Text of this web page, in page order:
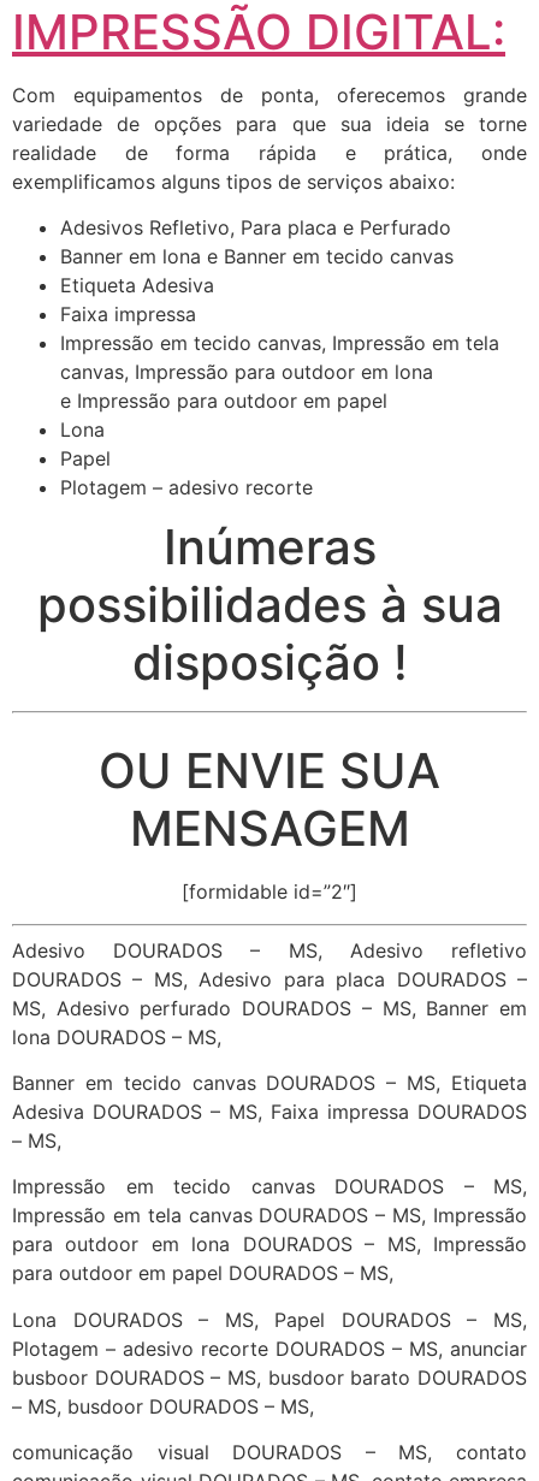
IMPRESSÃO DIGITAL:
Com equipamentos de ponta, oferecemos grande
variedade de opções para que sua ideia se torne
realidade de forma rápida e prática, onde
exemplificamos alguns tipos de serviços abaixo:
Adesivos Refletivo, Para placa e Perfurado
Banner em lona e Banner em tecido canvas
Etiqueta Adesiva
Faixa impressa
Impressão em tecido canvas, Impressão em tela
canvas, Impressão para outdoor em lona
e Impressão para outdoor em papel
Lona
Papel
Plotagem – adesivo recorte
Inúmeras
possibilidades à sua
disposição !
OU ENVIE SUA
MENSAGEM
[formidable id=”2″]
Adesivo DOURADOS – MS, Adesivo refletivo
DOURADOS – MS, Adesivo para placa DOURADOS –
MS, Adesivo perfurado DOURADOS – MS, Banner em
lona DOURADOS – MS,
Banner em tecido canvas DOURADOS – MS, Etiqueta
Adesiva DOURADOS – MS, Faixa impressa DOURADOS
– MS,
Impressão em tecido canvas DOURADOS – MS,
Impressão em tela canvas DOURADOS – MS, Impressão
para outdoor em lona DOURADOS – MS, Impressão
para outdoor em papel DOURADOS – MS,
Lona DOURADOS – MS, Papel DOURADOS – MS,
Plotagem – adesivo recorte DOURADOS – MS, anunciar
busboor DOURADOS – MS, busdoor barato DOURADOS
– MS, busdoor DOURADOS – MS,
comunicação visual DOURADOS – MS, contato